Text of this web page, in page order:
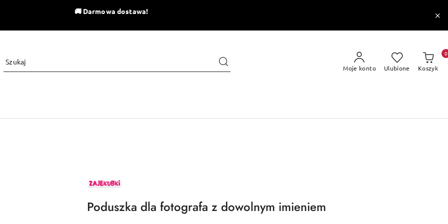
🚚 Darmowa dostawa!
Moje konto Ulubione Koszyk
0
ZAJEKUBKI
Poduszka dla fotografa z dowolnym imieniem